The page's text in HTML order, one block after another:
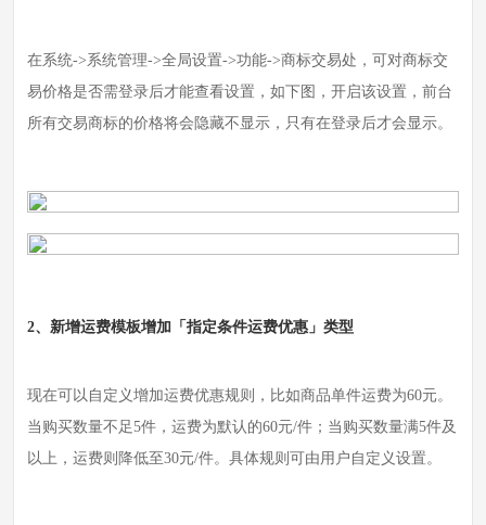
在系统->系统管理->全局设置->功能->商标交易处，可对商标交
易价格是否需登录后才能查看设置，如下图，开启该设置，前台
所有交易商标的价格将会隐藏不显示，只有在登录后才会显示。
2、 新增运费模板增加「指定条件运费优惠」类型
现在可以自定义增加运费优惠规则，比如商品单件运费为60元。
当购买数量不足5件，运费为默认的60元/件；当购买数量满5件及
以上，运费则降低至30元/件。具体规则可由用户自定义设置。